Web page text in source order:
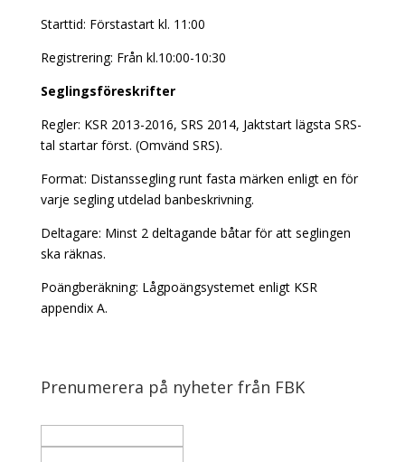
Starttid: Förstastart kl. 11:00
Registrering: Från kl.10:00-10:30
Seglingsföreskrifter
Regler: KSR 2013-2016, SRS 2014, Jaktstart lägsta SRS-
tal startar först. (Omvänd SRS).
Format: Distanssegling runt fasta märken enligt en för
varje segling utdelad banbeskrivning.
Deltagare: Minst 2 deltagande båtar för att seglingen
ska räknas.
Poängberäkning: Lågpoängsystemet enligt KSR
appendix A.
Prenumerera på nyheter från FBK